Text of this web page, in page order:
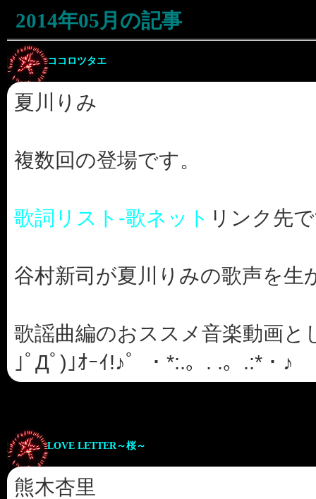
2014年05月の記事
ココロツタエ
夏川りみ
複数回の登場です。
歌詞リスト-歌ネット リンク先
谷村新司が夏川りみの歌声を
歌謡曲編のおススメ音楽動画
｣ﾟДﾟ)｣ｵｰｲ!♪゜・*:.。. .。.:*・♪
LOVE LETTER～桜～
熊木杏里